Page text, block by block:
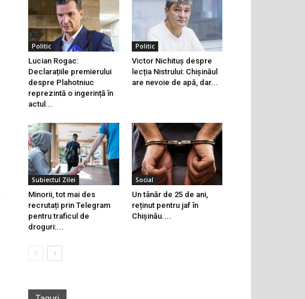
Politic
Lucian Rogac:
Declarațiile premierului
despre Plahotniuc
reprezintă o ingerință în
actul...
Politic
Victor Nichituș despre
lecția Nistrului: Chișinăul
are nevoie de apă, dar...
Subiectul Zilei
Minorii, tot mai des
recrutați prin Telegram
pentru traficul de
droguri:...
Social
Un tânăr de 25 de ani,
reținut pentru jaf în
Chișinău....